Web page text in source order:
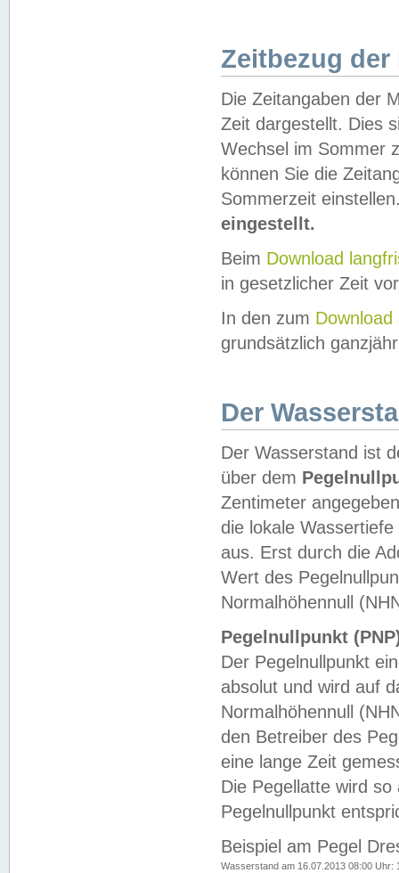
Zeitbezug der
Die Zeitangaben der
Zeit dargestellt. Dies
Wechsel im Sommer
können Sie die
Sommerzeit
eingestellt.
Beim Download
in gesetzlicher Zeit
In den zum Download
grundsätzlich
Der
Der Wasserstand ist
über dem
Zentimeter
die lokale
aus. Erst durch die
Wert des
Normalhöhennull
Pegelnullpunkt
Der Pegelnullpunkt
absolut und wird auf
Normalhöhennull
den Betreiber des
eine lange Zeit
Die Pegellatte wird
Pegelnullpunkt
Beispiel am Pegel
Wasserstand am 16.07.2013 08:00 Uhr: